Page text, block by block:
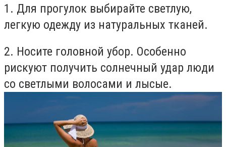
1. Для прогулок выбирайте светлую,
легкую одежду из натуральных тканей.
2. Носите головной убор. Особенно
рискуют получить солнечный удар люди
со светлыми волосами и лысые.